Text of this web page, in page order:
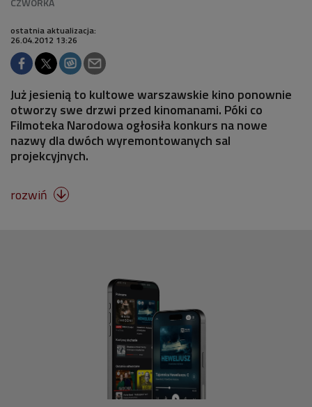
ostatnia aktualizacja:
26.04.2012 13:26
Już jesienią to kultowe warszawskie kino ponownie
otworzy swe drzwi przed kinomanami. Póki co
Filmoteka Narodowa ogłosiła konkurs na nowe
nazwy dla dwóch wyremontowanych sal
projekcyjnych.
rozwiń 